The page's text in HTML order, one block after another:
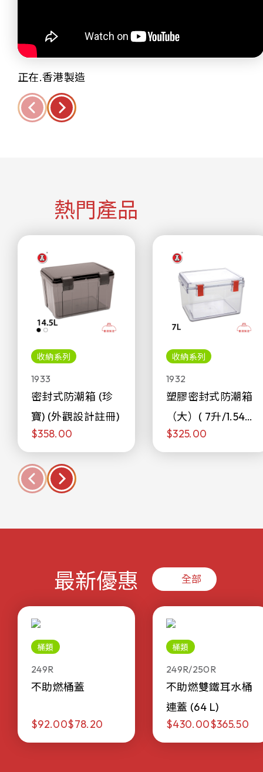
正在.香港製造
熱門產品
收納系列
1933
密封式防潮箱 (珍
寶) (外觀設計註冊)
$358.00
收納系列
1932
塑膠密封式防潮箱
（大）( 7升/1.54加
侖)
$325.00
最新優惠 全部
桶類
249R
不助燃桶蓋
$92.00$78.20
桶類
249R/250R
不助燃雙鐵耳水桶
連蓋 (64 L)
$430.00$365.50